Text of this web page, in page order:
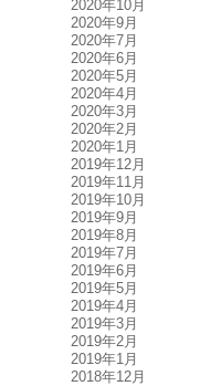
2020年10月
2020年9月
2020年7月
2020年6月
2020年5月
2020年4月
2020年3月
2020年2月
2020年1月
2019年12月
2019年11月
2019年10月
2019年9月
2019年8月
2019年7月
2019年6月
2019年5月
2019年4月
2019年3月
2019年2月
2019年1月
2018年12月